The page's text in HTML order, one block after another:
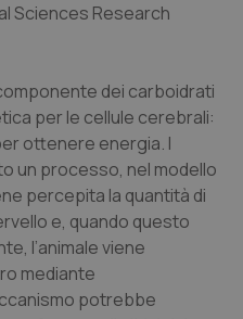
Sciences Research
dei carboidrati
per le cellule cerebrali:
ottenere energia. I
un processo, nel modello
percepita la quantità di
e, quando questo
l’animale viene
mediante
potrebbe